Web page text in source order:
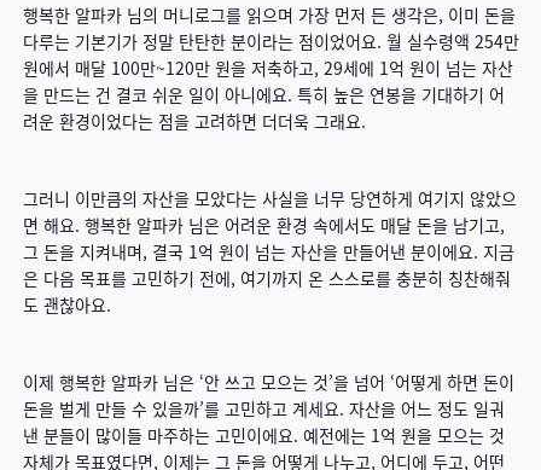
행복한 알파카 님의 머니로그를 읽으며 가장 먼저 든 생각은, 이미 돈을
다루는 기본기가 정말 탄탄한 분이라는 점이었어요. 월 실수령액 254만
원에서 매달 100만~120만 원을 저축하고, 29세에 1억 원이 넘는 자산
을 만드는 건 결코 쉬운 일이 아니에요. 특히 높은 연봉을 기대하기 어
려운 환경이었다는 점을 고려하면 더더욱 그래요.
그러니 이만큼의 자산을 모았다는 사실을 너무 당연하게 여기지 않았으
면 해요. 행복한 알파카 님은 어려운 환경 속에서도 매달 돈을 남기고,
그 돈을 지켜내며, 결국 1억 원이 넘는 자산을 만들어낸 분이에요. 지금
은 다음 목표를 고민하기 전에, 여기까지 온 스스로를 충분히 칭찬해줘
도 괜찮아요.
이제 행복한 알파카 님은 ‘안 쓰고 모으는 것’을 넘어 ‘어떻게 하면 돈이
돈을 벌게 만들 수 있을까’를 고민하고 계세요. 자산을 어느 정도 일궈
낸 분들이 많이들 마주하는 고민이에요. 예전에는 1억 원을 모으는 것
자체가 목표였다면, 이제는 그 돈을 어떻게 나누고, 어디에 두고, 어떤